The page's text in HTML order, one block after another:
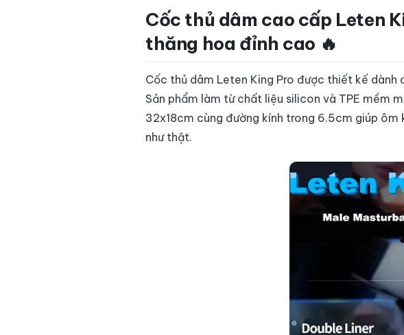
Cốc thủ dâm cao cấp Leten
thăng hoa đỉnh cao 🔥
Cốc thủ dâm Leten King Pro được thiết kế
Sản phẩm làm từ chất liệu silicon và TPE mềm
32x18cm cùng đường kính trong 6.5cm giúp
như thật.